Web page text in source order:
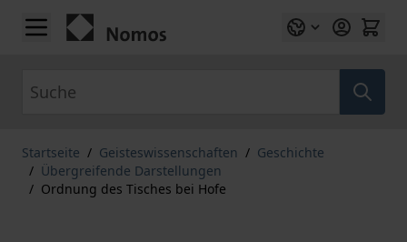
Zum Inhalt springen
Startseite / Geisteswissenschaften / Geschichte
/ Übergreifende Darstellungen
/ Ordnung des Tisches bei Hofe